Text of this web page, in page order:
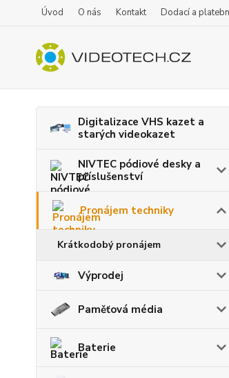
Úvod O nás Kontakt Dodací a
Digitalizace VHS kazet a
starých videokazet
NIVTEC pódiové desky a
příslušenství
Pronájem techniky
Krátkodobý pronájem
Výprodej
Paměťová média
Baterie